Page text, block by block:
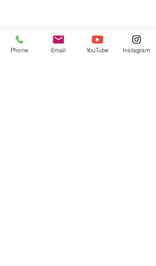
Tickets
Phone Email YouTube Instagram